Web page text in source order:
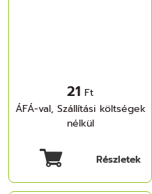
21 Ft
ÁFÁ-val, Szállítási költségek
nélkül
Részletek